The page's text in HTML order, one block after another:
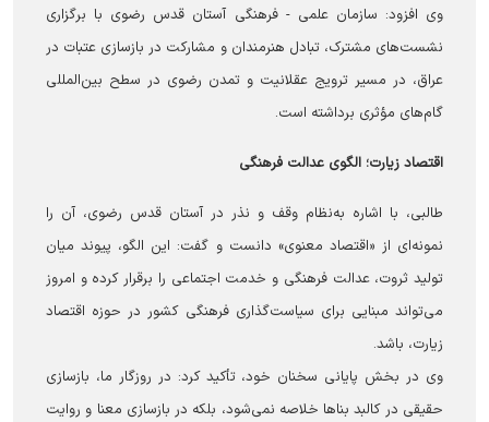
وی افزود: سازمان علمی - فرهنگی آستان قدس رضوی با برگزاری
نشست‌های مشترک، تبادل هنرمندان و مشارکت در بازسازی عتبات در
عراق، در مسیر ترویج عقلانیت و تمدن رضوی در سطح بین‌المللی
گام‌های مؤثری برداشته است.
اقتصاد زیارت؛ الگوی عدالت فرهنگی
طالبی، با اشاره به‌نظام وقف و نذر در آستان قدس رضوی، آن را
نمونه‌ای از «اقتصاد معنوی» دانست و گفت: این الگو، پیوند میان
تولید ثروت، عدالت فرهنگی و خدمت اجتماعی را برقرار کرده و امروز
می‌تواند مبنایی برای سیاست‌گذاری فرهنگی کشور در حوزه اقتصاد
زیارت، باشد.
وی در بخش پایانی سخنان خود، تأکید کرد: در روزگار ما، بازسازی
حقیقی در کالبد بناها خلاصه نمی‌شود، بلکه در بازسازی معنا و روایت